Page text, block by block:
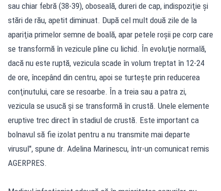
sau chiar febră (38-39), oboseală, dureri de cap, indispoziţie şi
stări de rău, apetit diminuat. După cel mult două zile de la
apariţia primelor semne de boală, apar petele roşii pe corp care
se transformă în vezicule pline cu lichid. În evoluţie normală,
dacă nu este ruptă, vezicula scade în volum treptat în 12-24
de ore, începând din centru, apoi se turteşte prin reducerea
conţinutului, care se resoarbe. În a treia sau a patra zi,
vezicula se usucă şi se transformă în crustă. Unele elemente
eruptive trec direct în stadiul de crustă. Este important ca
bolnavul să fie izolat pentru a nu transmite mai departe
virusul", spune dr. Adelina Marinescu, într-un comunicat remis
AGERPRES.